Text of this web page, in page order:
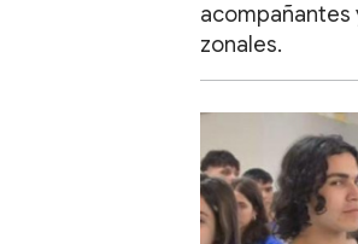
acompañantes
zonales.